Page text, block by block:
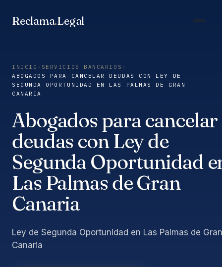
Reclama.Legal
INICIO › SERVICIOS BANCARIOS ›
ABOGADOS PARA CANCELAR DEUDAS CON LEY DE
SEGUNDA OPORTUNIDAD EN LAS PALMAS DE GRAN
CANARIA
Abogados para cancelar
deudas con Ley de
Segunda Oportunidad
Las Palmas de Gran
Canaria
Ley de Segunda Oportunidad en Las Palmas de Gran
Canaria